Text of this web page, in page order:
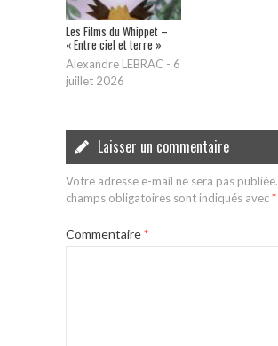
Les Films du Whippet –
« Entre ciel et terre »
Alexandre LEBRAC - 6
juillet 2026
Laisser un commentaire
Votre adresse e-mail ne sera pas publiée.
champs obligatoires sont indiqués avec*
Commentaire*